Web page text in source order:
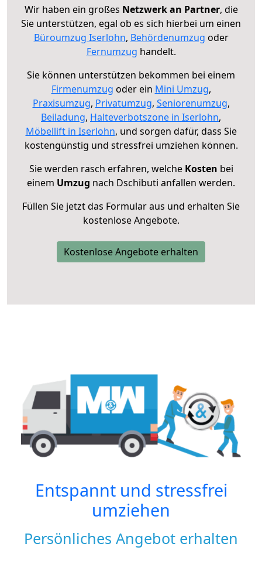
Wir haben ein großes Netzwerk an Partner, die
Sie unterstützen, egal ob es sich hierbei um einen
Büroumzug Iserlohn, Behördenumzug oder
Fernumzug handelt.
Sie können unterstützen bekommen bei einem
Firmenumzug oder ein Mini Umzug,
Praxisumzug, Privatumzug, Seniorenumzug,
Beiladung, Halteverbotszone in Iserlohn,
Möbellift in Iserlohn, und sorgen dafür, dass Sie
kostengünstig und stressfrei umziehen können.
Sie werden rasch erfahren, welche Kosten bei
einem Umzug nach Dschibuti anfallen werden.
Füllen Sie jetzt das Formular aus und erhalten Sie
kostenlose Angebote.
Kostenlose Angebote erhalten
Entspannt und stressfrei
umziehen
Persönliches Angebot erhalten